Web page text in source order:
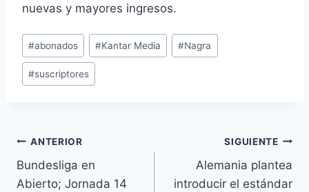
nuevas y mayores ingresos.
Etiquetas
de
la
#abonados #Kantar Media #Nagra
#suscriptores
Navegación
de
ANTERIOR
Bundesliga en
Abierto; Jornada 14
SIGUIENTE
Alemania plantea
introducir el estándar